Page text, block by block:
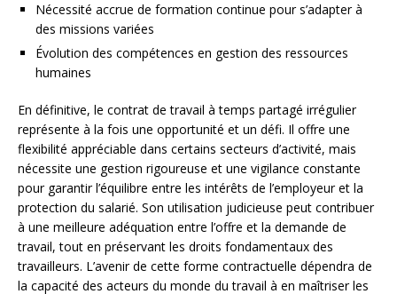
Nécessité accrue de formation continue pour s’adapter à
des missions variées
Évolution des compétences en gestion des ressources
humaines
En définitive, le contrat de travail à temps partagé irrégulier
représente à la fois une opportunité et un défi. Il offre une
flexibilité appréciable dans certains secteurs d’activité, mais
nécessite une gestion rigoureuse et une vigilance constante
pour garantir l’équilibre entre les intérêts de l’employeur et la
protection du salarié. Son utilisation judicieuse peut contribuer
à une meilleure adéquation entre l’offre et la demande de
travail, tout en préservant les droits fondamentaux des
travailleurs. L’avenir de cette forme contractuelle dépendra de
la capacité des acteurs du monde du travail à en maîtriser les